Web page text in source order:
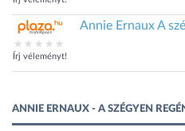
Írj véleményt!
Annie Ernaux A
ANNIE ERNAUX - A SZÉGYEN